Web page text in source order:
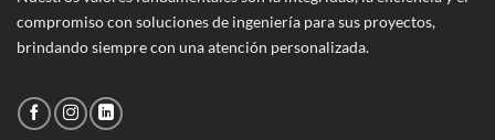
compromiso con soluciones de ingeniería para sus proyectos,
brindando siempre con una atención personalizada.